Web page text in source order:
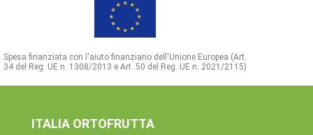
Spesa finanziata con l'aiuto finanziario dell'Unione Europea (Art.
34 del Reg. UE n. 1308/2013 e Art. 50 del Reg. UE n. 2021/2115)
ITALIA ORTOFRUTTA